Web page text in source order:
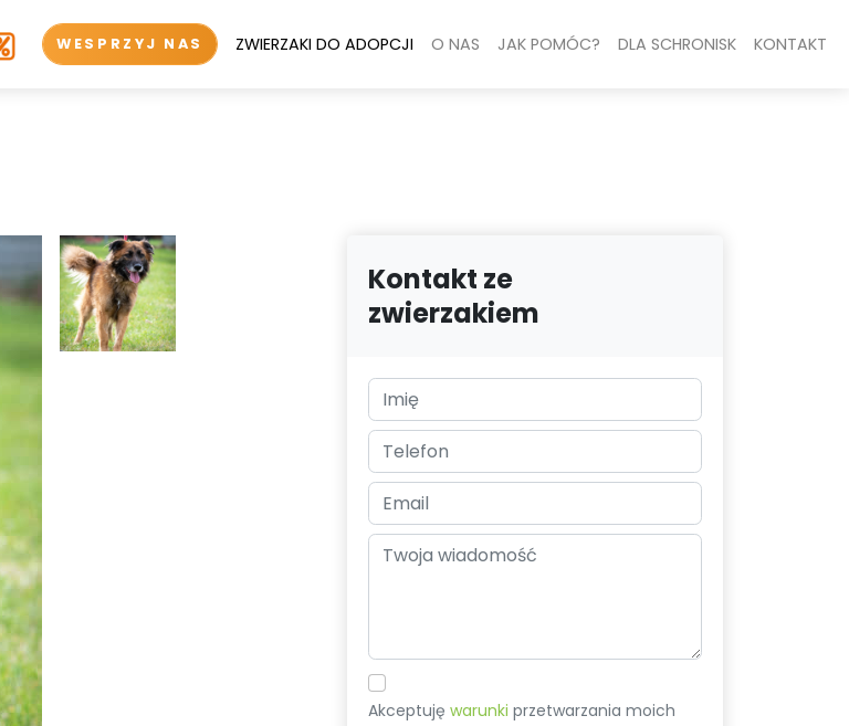
WESPRZYJ NAS ZWIERZAKI DO ADOPCJI O NAS JAK POMÓC? DLA SCHRONISK KONTAKT
Kontakt ze
zwierzakiem
Akceptujęwarunki przetwarzania moich